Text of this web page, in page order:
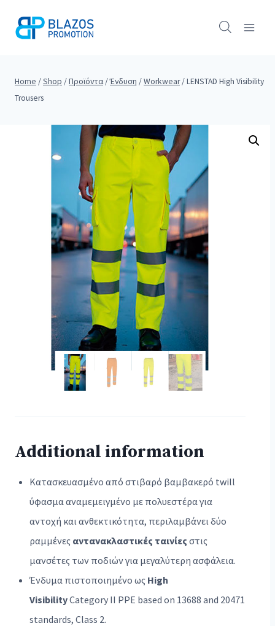
Home /Shop /Προϊόντα /Ένδυση /Workwear /LENSTAD High Visibility
Trousers
Additional information
Κατασκευασμένο από στιβαρό βαμβακερό twill
ύφασμα αναμεμειγμένο με πολυεστέρα για
αντοχή και ανθεκτικότητα, περιλαμβάνει δύο
ραμμένες αντανακλαστικές ταινίες στις
μανσέτες των ποδιών για μεγαλύτερη ασφάλεια.
Ένδυμα πιστοποιημένο ως High
VisibilityCategory II PPE based on 13688 and 20471
standards, Class 2.